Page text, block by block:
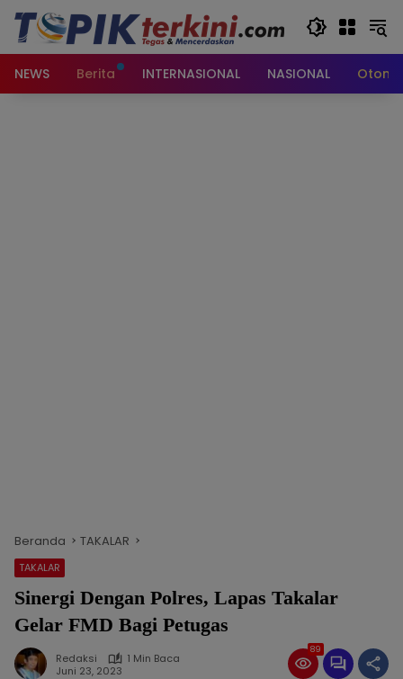
Langsung
konten
NEWS
Berita INTERNASIONAL NASIONAL
Beranda TAKALAR
TAKALAR
Sinergi Dengan Polres, Lapas Takalar
Gelar FMD Bagi Petugas
Redaksi
1 Min Baca
Juni 23, 2023
89